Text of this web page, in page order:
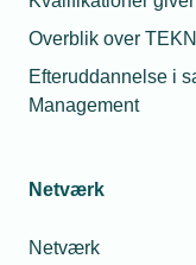
Overblik over
Efteruddannelse i
Management
Netværk
Netværk